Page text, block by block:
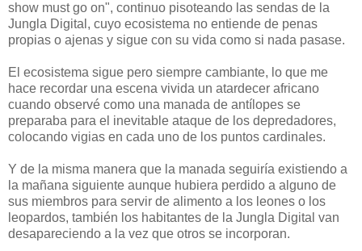
show must go on", continuo pisoteando las sendas de la
Jungla Digital, cuyo ecosistema no entiende de penas
propias o ajenas y sigue con su vida como si nada pasase.
El ecosistema sigue pero siempre cambiante, lo que me
hace recordar una escena vivida un atardecer africano
cuando observé como una manada de antílopes se
preparaba para el inevitable ataque de los depredadores,
colocando vigias en cada uno de los puntos cardinales.
Y de la misma manera que la manada seguiría existiendo a
la mañana siguiente aunque hubiera perdido a alguno de
sus miembros para servir de alimento a los leones o los
leopardos, también los habitantes de la Jungla Digital van
desapareciendo a la vez que otros se incorporan.